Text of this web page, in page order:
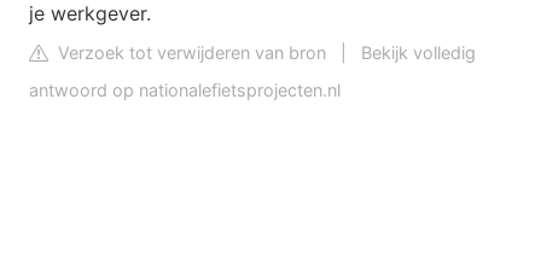
je werkgever.
Verzoek tot verwijderen van bron
Bekijk volledig
antwoord op nationalefietsprojecten.nl